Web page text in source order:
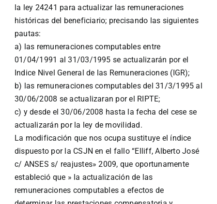
la ley 24241 para actualizar las remuneraciones
históricas del beneficiario; precisando las siguientes
pautas:
a) las remuneraciones computables entre
01/04/1991 al 31/03/1995 se actualizarán por el
Indice Nivel General de las Remuneraciones (IGR);
b) las remuneraciones computables del 31/3/1995 al
30/06/2008 se actualizaran por el RIPTE;
c) y desde el 30/06/2008 hasta la fecha del cese se
actualizarán por la ley de movilidad.
La modificación que nos ocupa sustituye el índice
dispuesto por la CSJN en el fallo “Elliff, Alberto José
c/ ANSES s/ reajustes» 2009, que oportunamente
estableció que » la actualización de las
remuneraciones computables a efectos de